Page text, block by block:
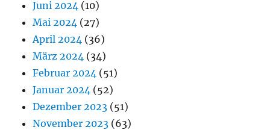
Juni 2024 (10)
Mai 2024 (27)
April 2024 (36)
März 2024 (34)
Februar 2024 (51)
Januar 2024 (52)
Dezember 2023 (51)
November 2023 (63)